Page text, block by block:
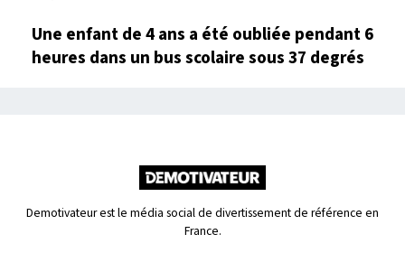
Une enfant de 4 ans a été oubliée pendant 6
heures dans un bus scolaire sous 37 degrés
Demotivateur est le média social de divertissement de référence en
France.